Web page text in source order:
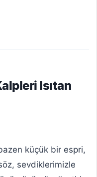
Isıtan
küçük bir espri,
sevdiklerimizle